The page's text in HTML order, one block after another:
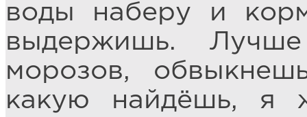
воды наберу и
выдержишь.
морозов,
какую найдёшь, я